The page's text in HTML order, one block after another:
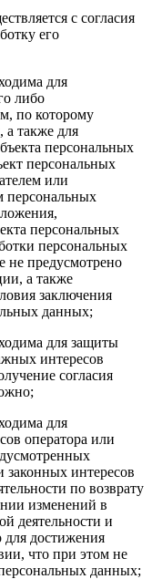
с согласия
его
для
либо
по которому
а также для
персональных
персональных
или
персональных
персональных
персональных
не предусмотрено
а также
заключения
данных;
для защиты
интересов
согласия
для
оператора или
интересов
по возврату
изменений в
деятельности и
достижения
что при этом не
данных;